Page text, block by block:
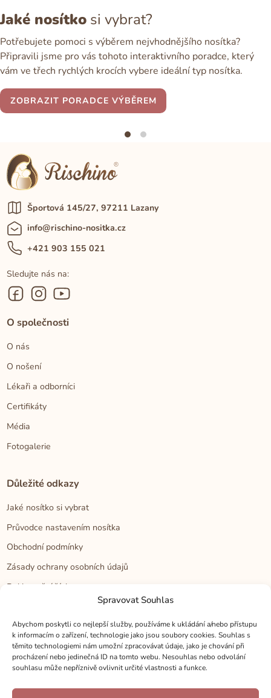
Spravovat Souhlas
Abychom poskytli co nejlepší služby, používáme k ukládání a/nebo přístupu
k informacím o zařízení, technologie jako jsou soubory cookies. Souhlas s
těmito technologiemi nám umožní zpracovávat údaje, jako je chování při
procházení nebo jedinečná ID na tomto webu. Nesouhlas nebo odvolání
souhlasu může nepříznivě ovlivnit určité vlastnosti a funkce.
Jaké nosítko si vybrat?
Potřebujete pomoci s výběrem nejvhodnějšího nosítka?
Připravili jsme pro vás tohoto interaktivního poradce, který
vám ve třech rychlých krocích vybere ideální typ nosítka.
ZOBRAZIT PORADCE VÝBĚREM
Športová 145/27, 97211 Lazany
info@rischino-nositka.cz
+421 903 155 021
Sledujte nás na:
O společnosti
O nás
O nošení
Lékaři a odborníci
Certifikáty
Média
Fotogalerie
Důležité odkazy
Jaké nosítko si vybrat
Průvodce nastavením nosítka
Obchodní podmínky
Zásady ochrany osobních údajů
Reklamační řád
Kontakt
Kontakt
Zákaznická podpora